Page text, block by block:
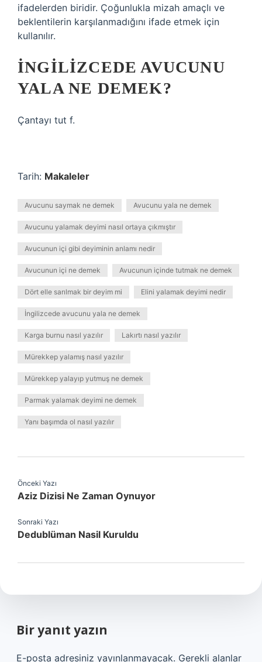
ifadelerden biridir. Çoğunlukla mizah amaçlı ve
beklentilerin karşılanmadığını ifade etmek için
kullanılır.
İNGILIZCEDE AVUCUNU
YALA NE DEMEK?
Çantayı tut f.
Tarih: Makaleler
Avucunu saymak ne demek Avucunu yala ne demek
Avucunu yalamak deyimi nasıl ortaya çıkmıştır
Avucunun içi gibi deyiminin anlamı nedir
Avucunun içi ne demek Avucunun içinde tutmak ne demek
Dört elle sarılmak bir deyim mi Elini yalamak deyimi nedir
İngilizcede avucunu yala ne demek
Karga burnu nasıl yazılır Lakırtı nasıl yazılır
Mürekkep yalamış nasıl yazılır
Mürekkep yalayıp yutmuş ne demek
Parmak yalamak deyimi ne demek
Yanı başımda ol nasıl yazılır
Önceki Yazı
Aziz Dizisi Ne Zaman Oynuyor
Sonraki Yazı
Dedublüman Nasil Kuruldu
Bir yanıt yazın
E-posta adresiniz yayınlanmayacak. Gerekli alanlar